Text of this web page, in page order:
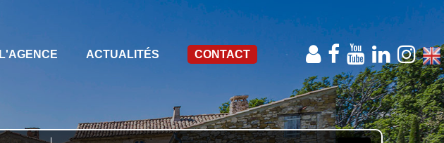
L'AGENCE ACTUALITÉS CONTACT